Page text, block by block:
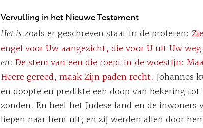
Vervulling in het Nieuwe Testament
Het is zoals er geschreven staat in de profeten:
engel voor Uw aangezicht, die voor U uit Uw
en:De stem van een die roept in de woestijn:
Heere gereed, maak Zijn paden recht. Johannes
en doopte en predikte een doop van bekering tot
zonden. En heel het Judese land en de inwoners
liepen naar hem uit; en zij werden allen door